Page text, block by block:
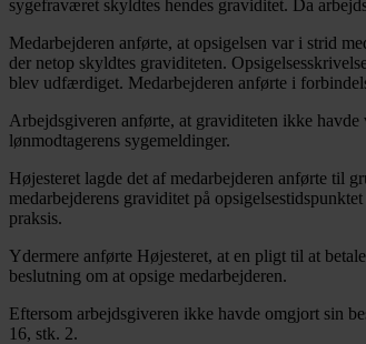
sygefraværet skyldtes hendes graviditet. Da
Medarbejderen anførte, at opsigelsen var i strid
der netop skyldtes graviditeten.
blev udfærdiget. Medarbejderen anførte i
Arbejdsgiveren anførte, at graviditeten ikke
lønmodtagerens sygemeldinger.
Højesteret lagde det af medarbejderen anførte til
medarbejderens graviditet på
praksis.
Ydermere anførte Højesteret, at en pligt til at
beslutning om at opsige medarbejderen.
Eftersom arbejdsgiveren ikke havde omgjort sin
16, stk. 2.